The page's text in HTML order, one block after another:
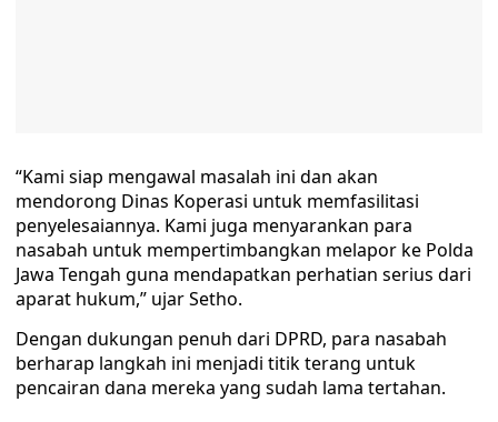
“Kami siap mengawal masalah ini dan akan
mendorong Dinas Koperasi untuk memfasilitasi
penyelesaiannya. Kami juga menyarankan para
nasabah untuk mempertimbangkan melapor ke Polda
Jawa Tengah guna mendapatkan perhatian serius dari
aparat hukum,” ujar Setho.
Dengan dukungan penuh dari DPRD, para nasabah
berharap langkah ini menjadi titik terang untuk
pencairan dana mereka yang sudah lama tertahan.